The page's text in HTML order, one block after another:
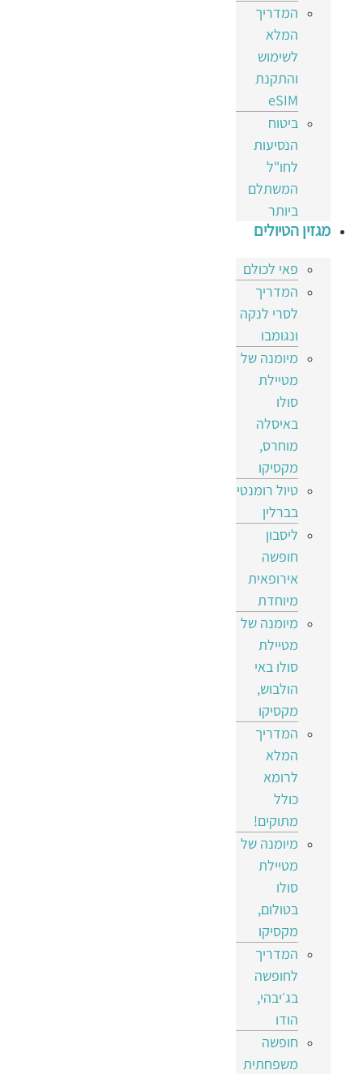
המדריך
המלא
לשימוש
והתקנת
eSIM
ביטוח
הנסיעות
לחו"ל
המשתלם
ביותר
מגזין הטיולים
פאי לכולם
המדריך
לסרי לנקה
ונגומבו
מיומנה של
מטיילת
סולו
באיסלה
מוחרס,
מקסיקו
טיול רומנטי
בברלין
ליסבון
חופשה
אירופאית
מיוחדת
מיומנה של
מטיילת
סולו באי
הולבוש,
מקסיקו
המדריך
המלא
לרומא
כולל
מתוקים!
מיומנה של
מטיילת
סולו
בטולום,
מקסיקו
המדריך
לחופשה
בג׳יבהי,
הודו
חופשה
משפחתית